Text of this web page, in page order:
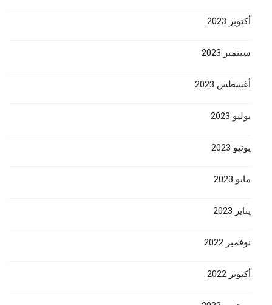
أكتوبر 2023
سبتمبر 2023
أغسطس 2023
يوليو 2023
يونيو 2023
مايو 2023
يناير 2023
نوفمبر 2022
أكتوبر 2022